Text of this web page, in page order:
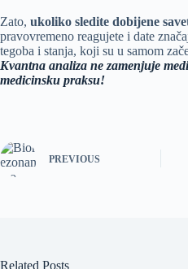
Zato, ukoliko sledite dobijene
pravovremeno reagujete i date
tegoba i stanja, koji su u samom
Kvantna analiza ne zamenjuje
medicinsku praksu!
PREVIOUS
Related Posts